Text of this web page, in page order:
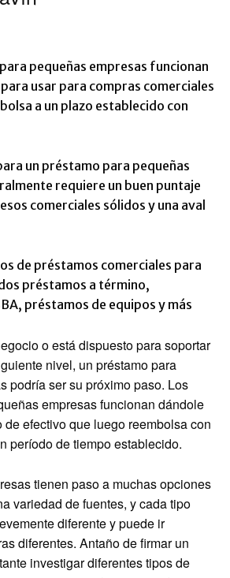
pequeñas empresas funcionan
usar para compras comerciales
a un plazo establecido con
un préstamo para pequeñas
requiere un buen puntaje
comerciales sólidos y una aval
de préstamos comerciales para
préstamos a término,
préstamos de equipos y más
o está dispuesto para soportar
nivel, un préstamo para
podría ser su próximo paso. Los
empresas funcionan dándole
de efectivo que luego reembolsa con
período de tiempo establecido.
tienen paso a muchas opciones
variedad de fuentes, y cada tipo
diferente y puede ir
diferentes. Antaño de firmar un
investigar diferentes tipos de